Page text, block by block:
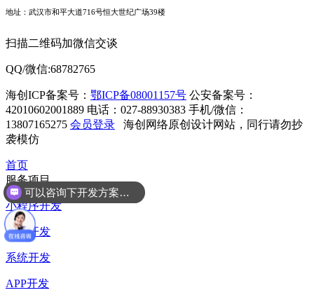
地址：武汉市和平大道716号恒大世纪广场39楼
扫描二维码加微信交谈
QQ/微信:68782765
海创ICP备案号： 鄂ICP备08001157号 公安备案号：
42010602001889 电话：027-88930383 手机/微信：
13807165275 会员登录
海创网络原创设计网站，同行请勿抄
袭模仿
首页
服务项目
小程序开发
网站开发
系统开发
APP开发
可以咨询下开发方案么？